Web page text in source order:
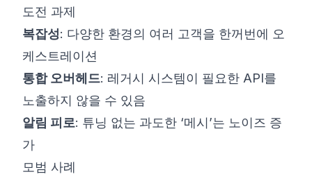
도전 과제
복잡성: 다양한 환경의 여러 고객을 한꺼번에 오
케스트레이션
통합 오버헤드: 레거시 시스템이 필요한 API를
노출하지 않을 수 있음
알림 피로: 튜닝 없는 과도한 ‘메시’는 노이즈 증
가
모범 사례